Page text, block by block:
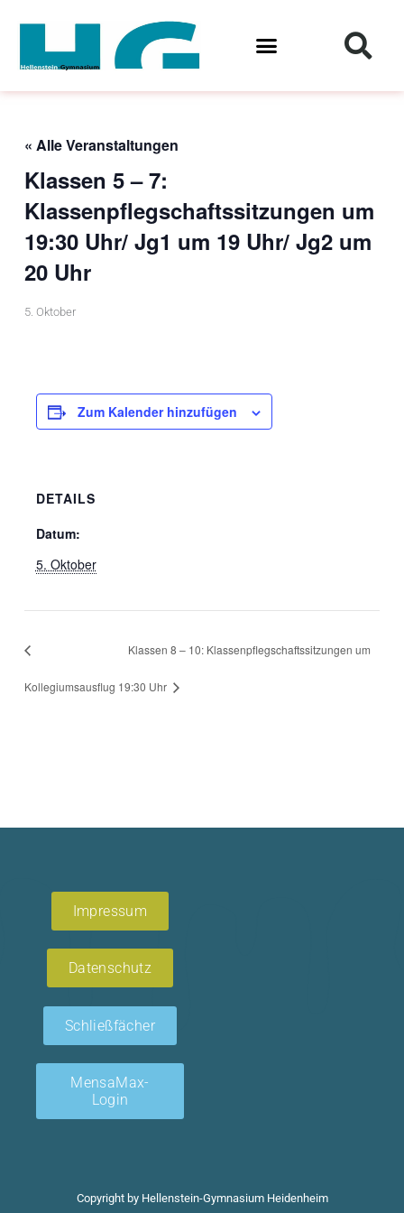
« Alle Veranstaltungen
Klassen 5 – 7:
Klassenpflegschaftssitzungen um
19:30 Uhr/ Jg1 um 19 Uhr/ Jg2 um
20 Uhr
5. Oktober
Zum Kalender hinzufügen
DETAILS
Datum:
5. Oktober
Kollegiumsausflug
Klassen 8 – 10: Klassenpflegschaftssitzungen um
19:30 Uhr
Impressum
Datenschutz
Schließfächer
MensaMax-
Login
Copyright by Hellenstein-Gymnasium Heidenheim